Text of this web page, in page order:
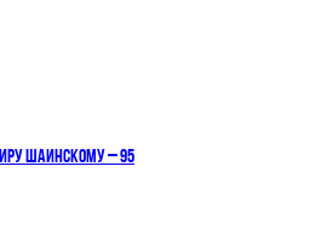
ШАИНСКОМУ – 95